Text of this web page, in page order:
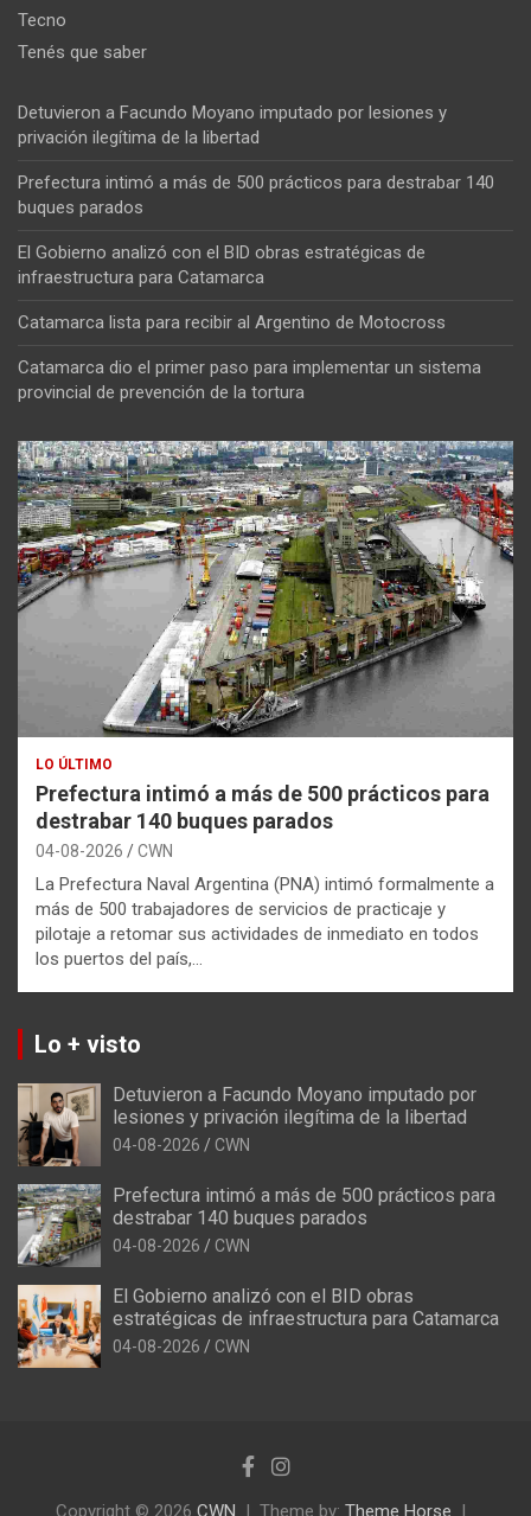
Tecno
Tenés que saber
Detuvieron a Facundo Moyano imputado por lesiones y
privación ilegítima de la libertad
Prefectura intimó a más de 500 prácticos para destrabar 140
buques parados
El Gobierno analizó con el BID obras estratégicas de
infraestructura para Catamarca
Catamarca lista para recibir al Argentino de Motocross
Catamarca dio el primer paso para implementar un sistema
provincial de prevención de la tortura
LO ÚLTIMO
Prefectura intimó a más de 500 prácticos para
destrabar 140 buques parados
04-08-2026 CWN
La Prefectura Naval Argentina (PNA) intimó formalmente a
más de 500 trabajadores de servicios de practicaje y
pilotaje a retomar sus actividades de inmediato en todos
los puertos del país,…
Lo + visto
Detuvieron a Facundo Moyano imputado por
lesiones y privación ilegítima de la libertad
04-08-2026 CWN
Prefectura intimó a más de 500 prácticos para
destrabar 140 buques parados
04-08-2026 CWN
El Gobierno analizó con el BID obras
estratégicas de infraestructura para Catamarca
04-08-2026 CWN